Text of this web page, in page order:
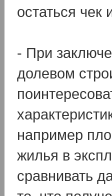
остаться чек
- При
долевом
например
жилья в
сравнивать